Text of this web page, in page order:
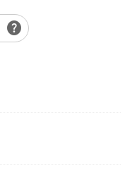
help